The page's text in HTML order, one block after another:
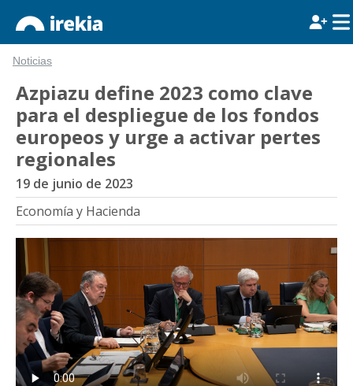
Noticias
Azpiazu define 2023 como clave
para el despliegue de los fondos
europeos y urge a activar pertes
regionales
19 de junio de 2023
Economía y Hacienda